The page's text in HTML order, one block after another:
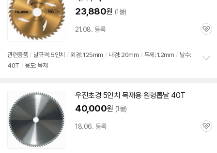
23,880원 (1몰)
21.08. 등록
관
관련용품 / 날규격: 5인치 / 외경: 125mm / 내경: 20mm / 두께: 1.2mm / 날수:
40T / 용도: 목재
우진초경 5인치 목재용 원형톱날40T
40,000원 (1몰)
18.06. 등록
관